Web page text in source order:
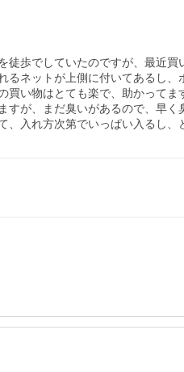
歩でしていたのですが、最近
ネットが上側に付いてあるし
い物はとても楽で、助かって
が、まだ臭いがあるので、早
入れ方次第でいっぱい入るし